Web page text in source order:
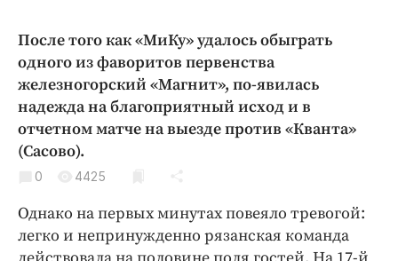
Авто и транспорт
Благоустройство
Криминал
Культура
Недвижимость и ЖКХ
Образование
Погода
Праздники
После того как «МиКу» удалось обыграть
одного из фаворитов первенства
железногорский «Магнит», по-явилась
надежда на благоприятный исход и в
отчетном матче на выезде против «Кванта»
(Сасово).
0 4425
Однако на первых минутах повеяло тревогой:
легко и непринужденно рязанская команда